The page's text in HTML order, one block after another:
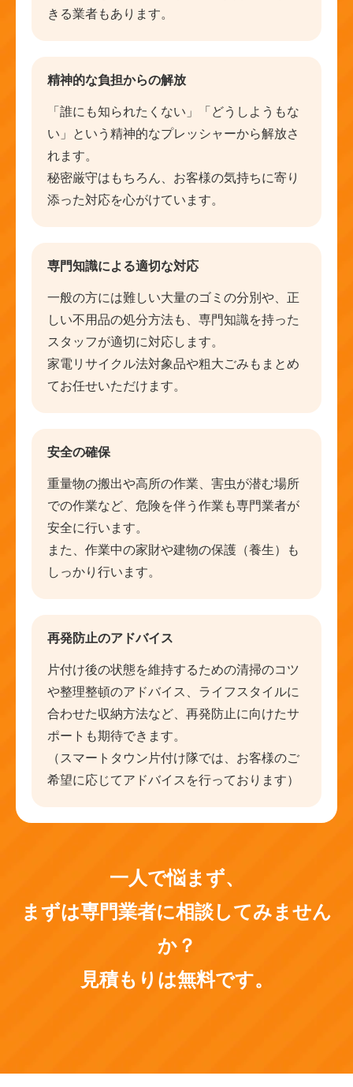
きる業者もあります。
精神的な負担からの解放
「誰にも知られたくない」「どうしようもな
い」という精神的なプレッシャーから解放さ
れます。
秘密厳守はもちろん、お客様の気持ちに寄り
添った対応を心がけています。
専門知識による適切な対応
一般の方には難しい大量のゴミの分別や、正
しい不用品の処分方法も、専門知識を持った
スタッフが適切に対応します。
家電リサイクル法対象品や粗大ごみもまとめ
てお任せいただけます。
安全の確保
重量物の搬出や高所の作業、害虫が潜む場所
での作業など、危険を伴う作業も専門業者が
安全に行います。
また、作業中の家財や建物の保護（養生）も
しっかり行います。
再発防止のアドバイス
片付け後の状態を維持するための清掃のコツ
や整理整頓のアドバイス、ライフスタイルに
合わせた収納方法など、再発防止に向けたサ
ポートも期待できます。
（スマートタウン片付け隊では、お客様のご
希望に応じてアドバイスを行っております）
一人で悩まず、
まずは専門業者に相談してみません
か？
見積もりは無料です。